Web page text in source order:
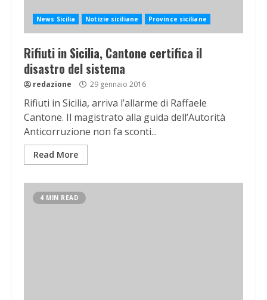
News Sicilia Notizie siciliane Province siciliane
Rifiuti in Sicilia, Cantone certifica il
disastro del sistema
redazione 29 gennaio 2016
Rifiuti in Sicilia, arriva l’allarme di Raffaele
Cantone. Il magistrato alla guida dell’Autorità
Anticorruzione non fa sconti...
Read More
4 MIN READ